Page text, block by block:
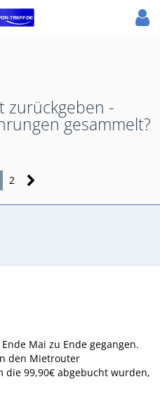
zurückgeben -
gesammelt?
2
Mai zu Ende gegangen.
den Mietrouter
die 99,90€ abgebucht wurden,